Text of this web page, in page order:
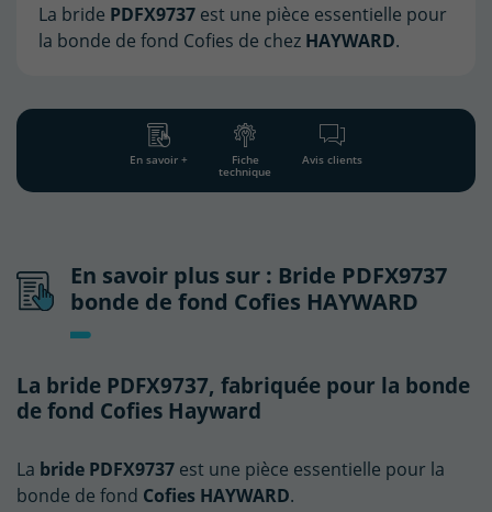
La bride PDFX9737 est une pièce essentielle pour
la bonde de fond Cofies de chez HAYWARD.
En savoir + Fiche
technique
Avis clients
En savoir plus sur : Bride PDFX9737
bonde de fond Cofies HAYWARD
La bride PDFX9737, fabriquée pour la bonde
de fond Cofies Hayward
La bride PDFX9737 est une pièce essentielle pour la
bonde de fond Cofies HAYWARD.